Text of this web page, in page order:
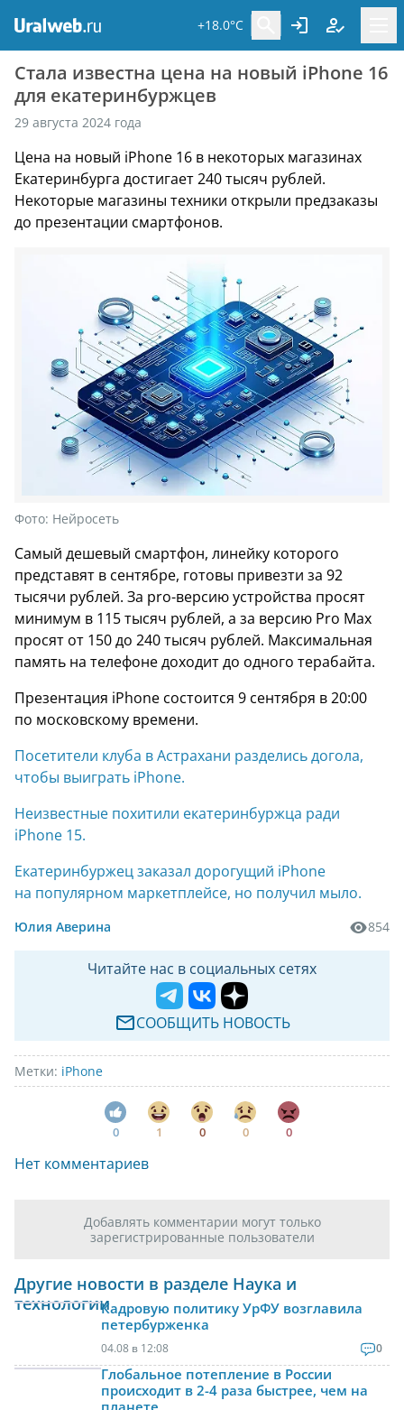
+18.0°C
Стала известна цена на новый iPhone 16
для екатеринбуржцев
29 августа 2024 года
Цена на новый iPhone 16 в некоторых магазинах
Екатеринбурга достигает 240 тысяч рублей.
Некоторые магазины техники открыли предзаказы
до презентации смартфонов.
Фото: Нейросеть
Самый дешевый смартфон, линейку которого
представят в сентябре, готовы привезти за 92
тысячи рублей. За pro-версию устройства просят
минимум в 115 тысяч рублей, а за версию Pro Max
просят от 150 до 240 тысяч рублей. Максимальная
память на телефоне доходит до одного терабайта.
Презентация iPhone состоится 9 сентября в 20:00
по московскому времени.
Посетители клуба в Астрахани разделись догола,
чтобы выиграть iPhone.
Неизвестные похитили екатеринбуржца ради
iPhone 15.
Екатеринбуржец заказал дорогущий iPhone
на популярном маркетплейсе, но получил мыло.
Юлия Аверина 854
Читайте нас в социальных сетях
СООБЩИТЬ НОВОСТЬ
Метки: iPhone
0 1 0 0 0
Нет комментариев
Добавлять комментарии могут только
зарегистрированные пользователи
Другие новости в разделе Наука и
технологииКадровую политику УрФУ возглавила
петербурженка
04.08 в 12:08 0
Глобальное потепление в России
происходит в 2-4 раза быстрее, чем на
планете